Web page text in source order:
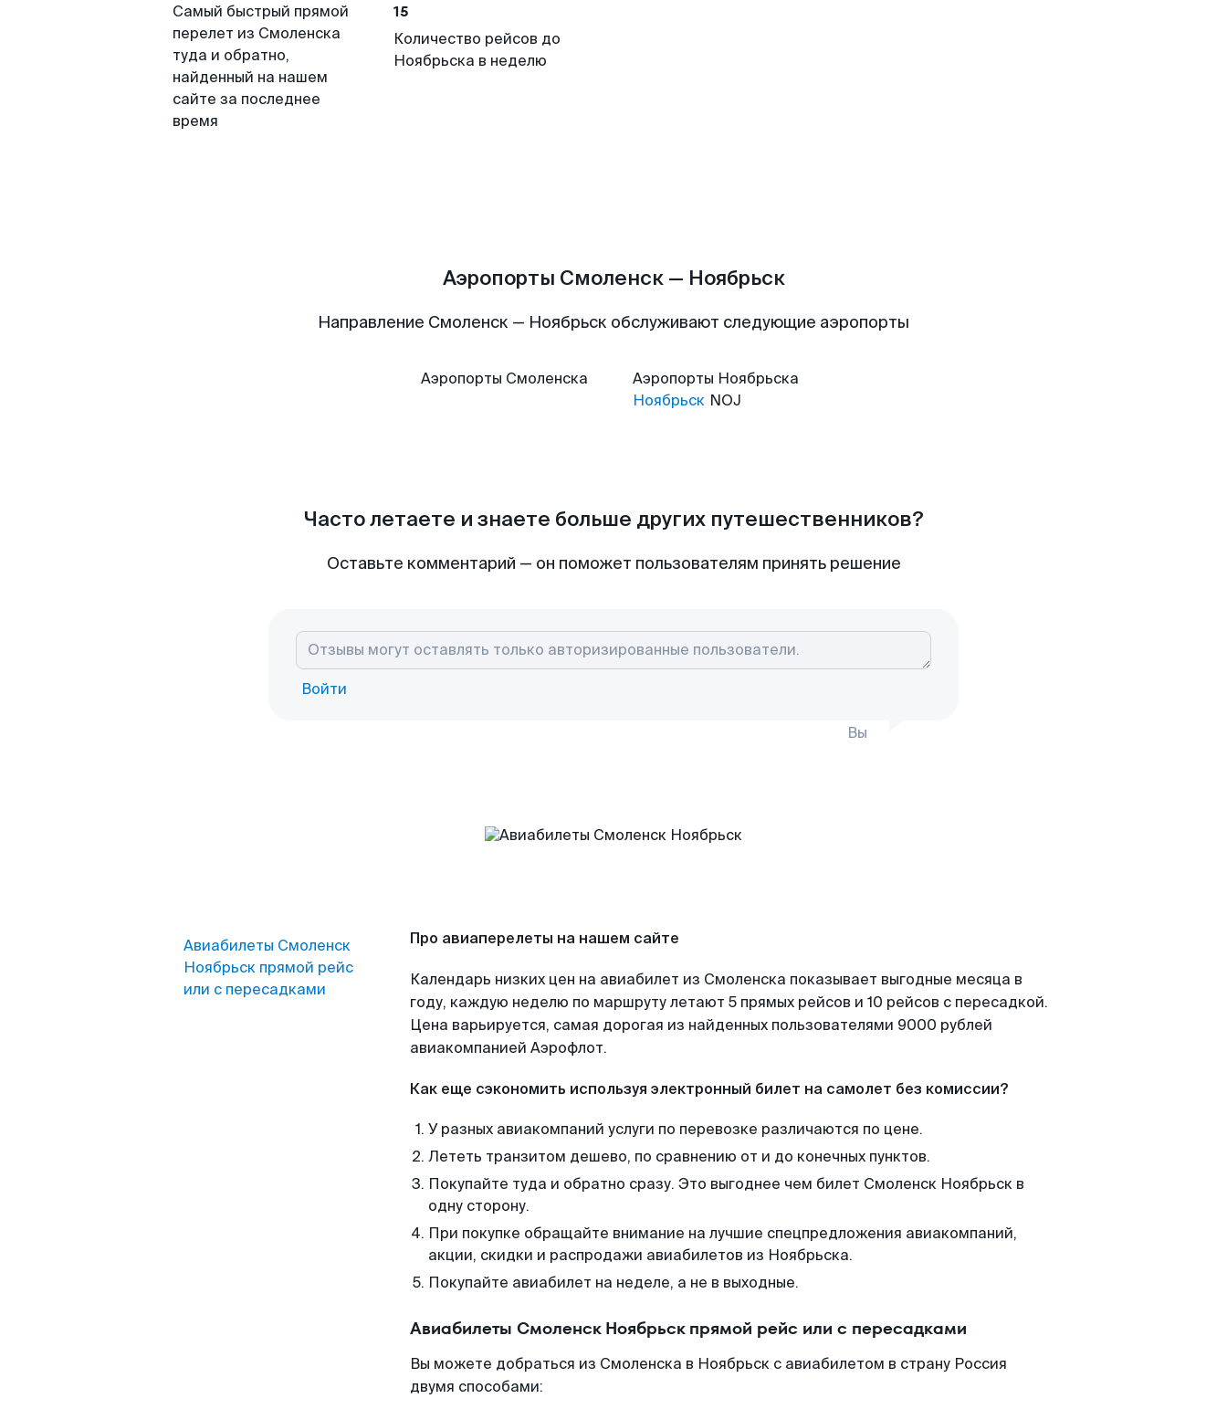
Самый быстрый прямой
перелет из Смоленска
туда и обратно,
найденный на нашем
сайте за последнее
время
15
Количество рейсов до
Ноябрьска в неделю
Аэропорты Смоленск — Ноябрьск
Направление Смоленск — Ноябрьск обслуживают следующие аэропорты
Аэропорты Смоленска Аэропорты Ноябрьска
Ноябрьск NOJ
Часто летаете и знаете больше других путешественников?
Оставьте комментарий — он поможет пользователям принять решение
Войти
Вы
Авиабилеты Смоленск
Ноябрьск прямой рейс
или с пересадками
Про авиаперелеты на нашем сайте
Календарь низких цен на авиабилет из Смоленска показывает выгодные месяца в
году, каждую неделю по маршруту летают 5 прямых рейсов и 10 рейсов с пересадкой.
Цена варьируется, самая дорогая из найденных пользователями 9000 рублей
авиакомпанией Аэрофлот.
Как еще сэкономить используя электронный билет на самолет без комиссии?
У разных авиакомпаний услуги по перевозке различаются по цене.
Лететь транзитом дешево, по сравнению от и до конечных пунктов.
Покупайте туда и обратно сразу. Это выгоднее чем билет Смоленск Ноябрьск в
одну сторону.
При покупке обращайте внимание на лучшие спецпредложения авиакомпаний,
акции, скидки и распродажи авиабилетов из Ноябрьска.
Покупайте авиабилет на неделе, а не в выходные.
Авиабилеты Смоленск Ноябрьск прямой рейс или с пересадками
Вы можете добраться из Смоленска в Ноябрьск с авиабилетом в страну Россия
двумя способами: